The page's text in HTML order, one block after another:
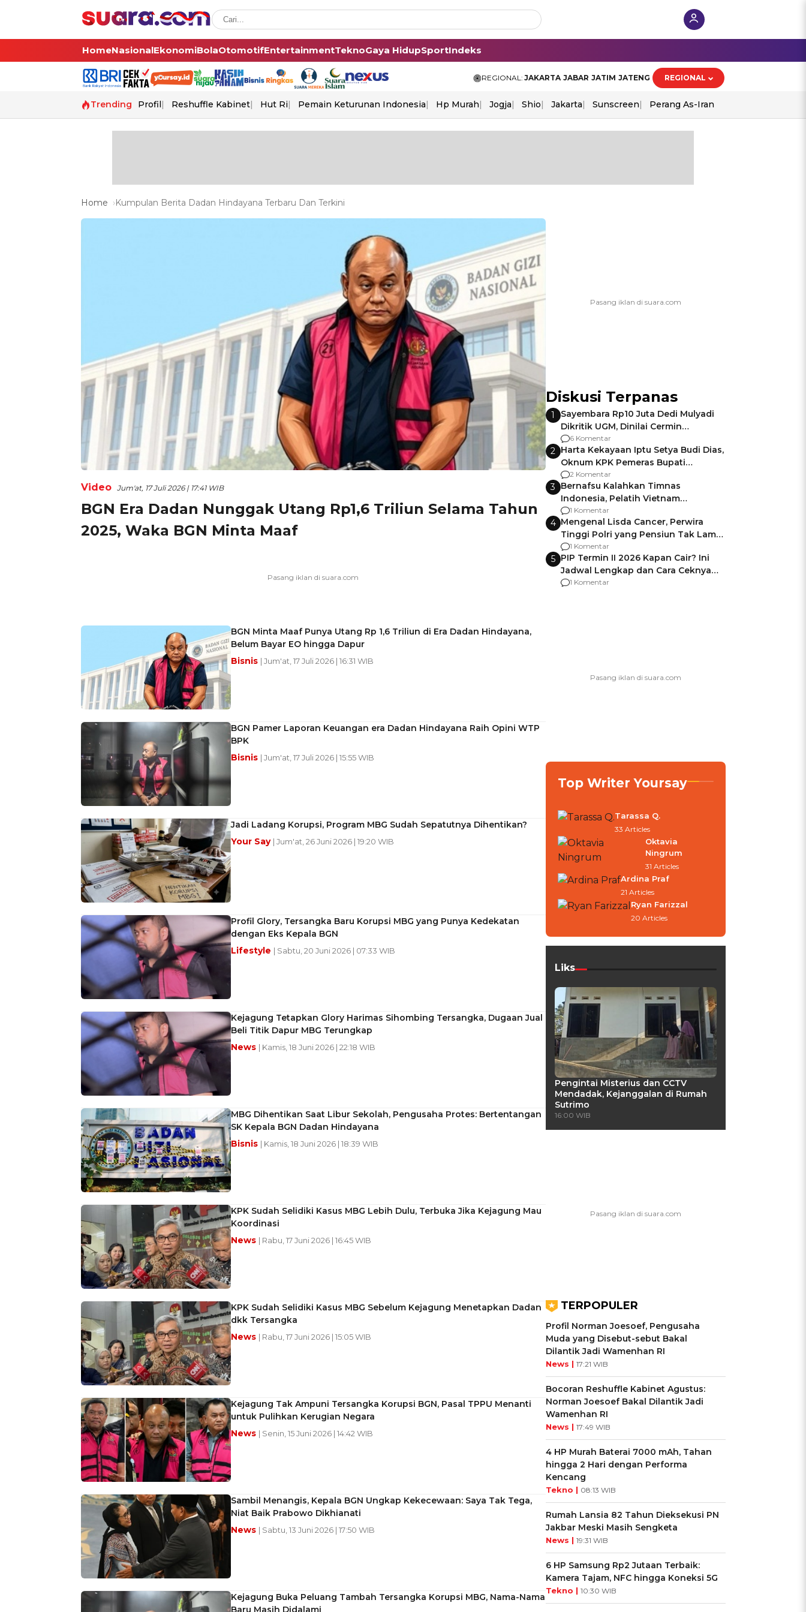
HomeNasionalEkonomiBolaOtomotifEntertainmentTeknoGaya HidupSportIndeks
REGIONAL: JAKARTA JABAR JATIM JATENG REGIONAL
Trending Profil Reshuffle Kabinet Hut Ri Pemain Keturunan Indonesia Hp Murah Jogja Shio Jakarta Sunscreen Perang As-Iran
Home Kumpulan Berita Dadan Hindayana Terbaru Dan Terkini
Video Jum'at, 17 Juli 2026 | 17:41 WIB
BGN Era Dadan Nunggak Utang Rp1,6 Triliun Selama Tahun
2025, Waka BGN Minta Maaf
BGN Minta Maaf Punya Utang Rp 1,6 Triliun di Era Dadan Hindayana,
Belum Bayar EO hingga Dapur
Bisnis | Jum'at, 17 Juli 2026 | 16:31 WIB
BGN Pamer Laporan Keuangan era Dadan Hindayana Raih Opini WTP
BPK
Bisnis | Jum'at, 17 Juli 2026 | 15:55 WIB
Jadi Ladang Korupsi, Program MBG Sudah Sepatutnya Dihentikan?
Your Say | Jum'at, 26 Juni 2026 | 19:20 WIB
Profil Glory, Tersangka Baru Korupsi MBG yang Punya Kedekatan
dengan Eks Kepala BGN
Lifestyle | Sabtu, 20 Juni 2026 | 07:33 WIB
Kejagung Tetapkan Glory Harimas Sihombing Tersangka, Dugaan Jual
Beli Titik Dapur MBG Terungkap
News | Kamis, 18 Juni 2026 | 22:18 WIB
MBG Dihentikan Saat Libur Sekolah, Pengusaha Protes: Bertentangan
SK Kepala BGN Dadan Hindayana
Bisnis | Kamis, 18 Juni 2026 | 18:39 WIB
KPK Sudah Selidiki Kasus MBG Lebih Dulu, Terbuka Jika Kejagung Mau
Koordinasi
News | Rabu, 17 Juni 2026 | 16:45 WIB
KPK Sudah Selidiki Kasus MBG Sebelum Kejagung Menetapkan Dadan
dkk Tersangka
News | Rabu, 17 Juni 2026 | 15:05 WIB
Kejagung Tak Ampuni Tersangka Korupsi BGN, Pasal TPPU Menanti
untuk Pulihkan Kerugian Negara
News | Senin, 15 Juni 2026 | 14:42 WIB
Sambil Menangis, Kepala BGN Ungkap Kekecewaan: Saya Tak Tega,
Niat Baik Prabowo Dikhianati
News | Sabtu, 13 Juni 2026 | 17:50 WIB
Kejagung Buka Peluang Tambah Tersangka Korupsi MBG, Nama-Nama
Baru Masih Didalami
Diskusi Terpanas
1
Sayembara Rp10 Juta Dedi Mulyadi
Dikritik UGM, Dinilai Cermin
Gagalnya Negara Jamin Keamanan
6 Komentar
2 Harta Kekayaan Iptu Setya Budi Dias,
Oknum KPK Pemeras Bupati
Pemalang
2 Komentar
3 Bernafsu Kalahkan Timnas
Indonesia, Pelatih Vietnam
Berencana Pakai Jimat di Pakansari
1 Komentar
4 Mengenal Lisda Cancer, Perwira
Tinggi Polri yang Pensiun Tak Lama
Usai Jadi Brigjen
1 Komentar
5 PIP Termin II 2026 Kapan Cair? Ini
Jadwal Lengkap dan Cara Ceknya
agar Dana Tidak Hangus!
1 Komentar
Top Writer Yoursay
Tarassa Q.
33 Articles
Oktavia
Ningrum
31 Articles
Ardina Praf
21 Articles
Ryan Farizzal
20 Articles
Liks
Pengintai Misterius dan CCTV
Mendadak, Kejanggalan di Rumah
Sutrimo
16:00 WIB
TERPOPULER
Profil Norman Joesoef, Pengusaha
Muda yang Disebut-sebut Bakal
Dilantik Jadi Wamenhan RI
News | 17:21 WIB
Bocoran Reshuffle Kabinet Agustus:
Norman Joesoef Bakal Dilantik Jadi
Wamenhan RI
News | 17:49 WIB
4 HP Murah Baterai 7000 mAh, Tahan
hingga 2 Hari dengan Performa
Kencang
Tekno | 08:13 WIB
Rumah Lansia 82 Tahun Dieksekusi PN
Jakbar Meski Masih Sengketa
News | 19:31 WIB
6 HP Samsung Rp2 Jutaan Terbaik:
Kamera Tajam, NFC hingga Koneksi 5G
Tekno | 10:30 WIB